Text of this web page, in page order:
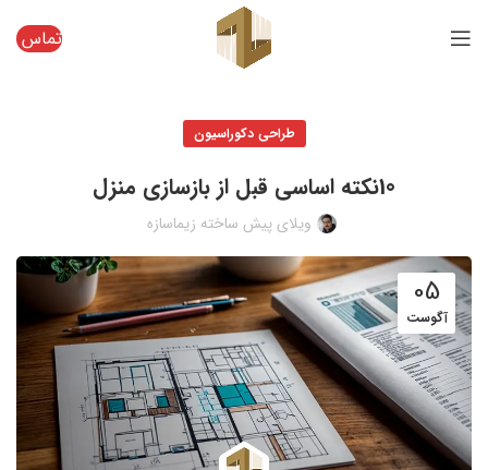
تماس
طراحی دکوراسیون
10نکته اساسی قبل از بازسازی منزل
ویلای پیش ساخته زیماسازه
05
آگوست